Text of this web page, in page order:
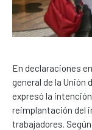
En declaraciones
general de la Unión
expresó la
reimplantación del
trabajadores.